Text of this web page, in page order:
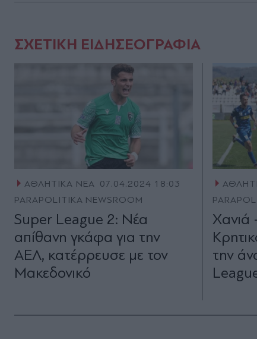
ΣΧΕΤΙΚΗ ΕΙΔΗΣΕΟΓΡΑΦΙΑ
ΑΘΛΗΤΙΚΑ ΝΕΑ 07.04.2024 18:03
PARAPOLITIKA NEWSROOM
Super League 2: Νέα
απίθανη γκάφα για την
ΑΕΛ, κατέρρευσε με τον
Μακεδονικό
Χανιά
την